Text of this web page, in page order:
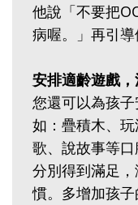
他說「不要把
病喔。」再引導
安排適齡遊戲
您還可以為孩
如：疊積木、
歌、說故事等
分別得到滿足
慣。多增加孩